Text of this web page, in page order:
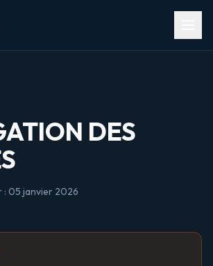
DES
: 05 janvier 2026